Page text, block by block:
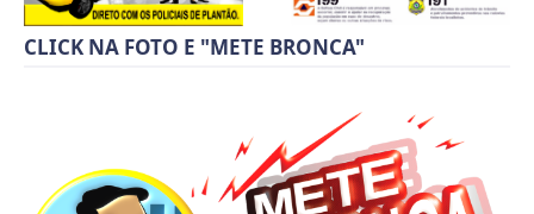
CLICK NA FOTO E "METE BRONCA"